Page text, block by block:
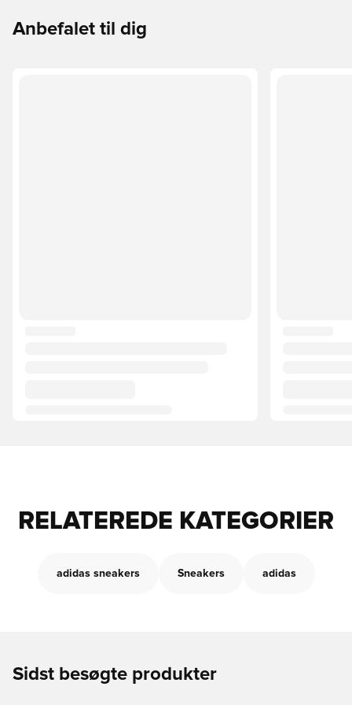
Anbefalet til dig
RELATEREDE KATEGORIER
adidas sneakers Sneakers adidas
Sidst besøgte produkter